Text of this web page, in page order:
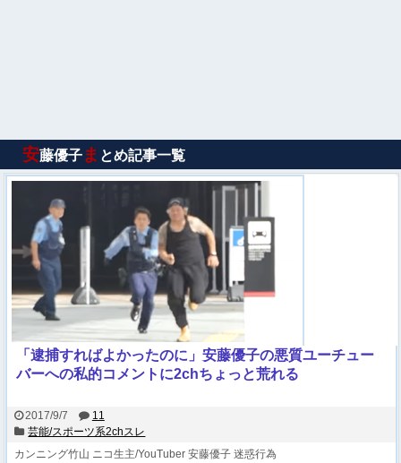
安藤優子ま とめ記事一覧
「逮捕すればよかったのに」安藤優子の悪質ユーチュー
バーへの私的コメントに2chちょっと荒れる
2017/9/7
11
芸能/スポーツ系2chスレ
カンニング竹山 ニコ生主/YouTuber 安藤優子 迷惑行為